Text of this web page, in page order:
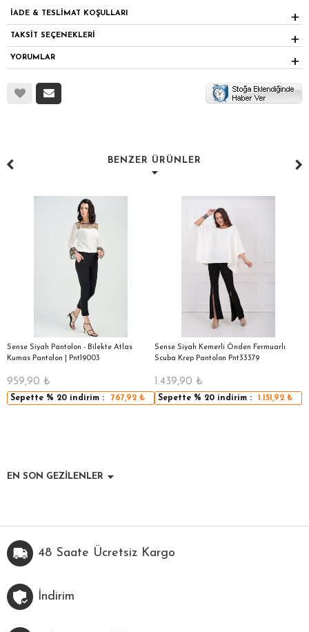
İADE & TESLİMAT KOŞULLARI
TAKSİT SEÇENEKLERİ
YORUMLAR
BENZER ÜRÜNLER
Sense Siyah Pantolon - Bilekte Atlas
Kumas Pantolon | Pnt19003
959,90 ₺
Sepette % 20 indirim : 767,92₺
Sense Siyah Kemerli Önden Fermuarlı
Scuba Krep Pantolon Pnt33379
1.439,90 ₺
Sepette % 20 indirim : 1.151,92 ₺
EN SON GEZİLENLER
48 Saate Ücretsiz Kargo
İndirim